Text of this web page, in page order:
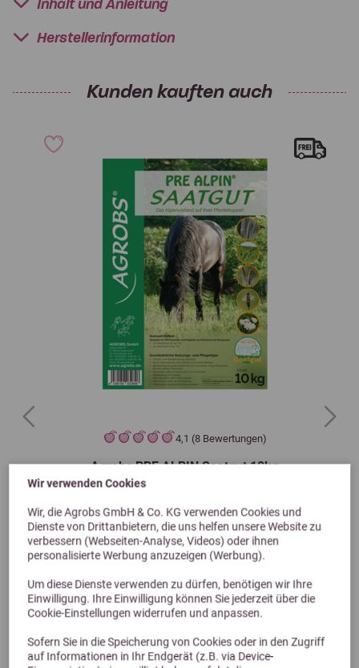
Wir verwenden Cookies
Wir, die Agrobs GmbH & Co. KG verwenden Cookies und
Dienste von Drittanbietern, die uns helfen unsere Website zu
verbessern (Webseiten-Analyse, Videos) oder ihnen
personalisierte Werbung anzuzeigen (Werbung).
Um diese Dienste verwenden zu dürfen, benötigen wir Ihre
Einwilligung. Ihre Einwilligung können Sie jederzeit über die
Cookie-Einstellungen widerrufen und anpassen.
Sofern Sie in die Speicherung von Cookies oder in den Zugriff
auf Informationen in Ihr Endgerät (z.B. via Device-
Inhalt und Anleitung
Herstellerinformation
Kunden kauften auch
4,1 (8 Bewertungen)
Agrobs PRE ALPIN Saatgut 10kg
Bestes Saatgut für die Pferdekoppel
102,75 €
Previous Next